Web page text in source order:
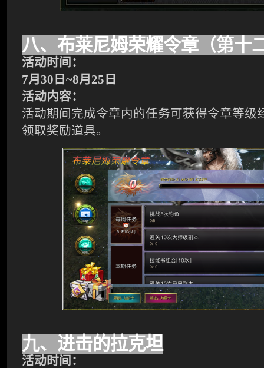
八、布莱尼姆荣耀令章（第十
活动时间：
7月 30 日 ~8月 25 日
活动内容：
活动期间完成令章内的任务可获得令章等级
领取奖励道具。
九、进击的拉克坦
活动时间：